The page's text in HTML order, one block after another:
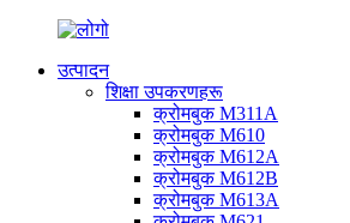
उत्पादन
शिक्षा उपकरणहरू
क्रोमबुक M311A
क्रोमबुक M610
क्रोमबुक M612A
क्रोमबुक M612B
क्रोमबुक M613A